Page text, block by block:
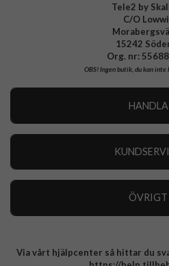
Tele2 by
C/O
15242
Org. nr:
OBS!Ingen butik, du kan inte
HANDLA
ÖVRIGT
Integritetspolicy
Via vårt hjälpcenter så hittar du